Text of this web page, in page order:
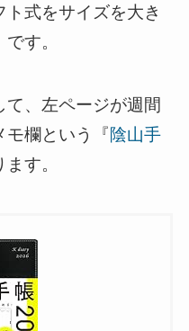
式をサイズを大き
す。
て、左ページが週間
モ欄という『陰山手
す。